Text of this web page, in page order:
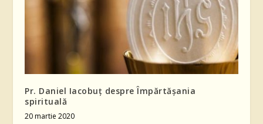
Pr. Daniel Iacobuț despre Împărtășania
spirituală
20 martie 2020